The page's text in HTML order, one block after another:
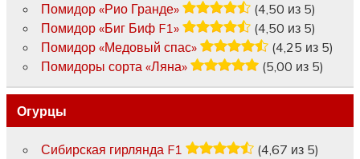
Помидор «Рио Гранде»
(4,50 из 5)
Помидор «Биг Биф F1»
(4,50 из 5)
Помидор «Медовый спас»
(4,25 из 5)
Помидоры сорта «Ляна»
(5,00 из 5)
Огурцы
Сибирская гирлянда F1
(4,67 из 5)